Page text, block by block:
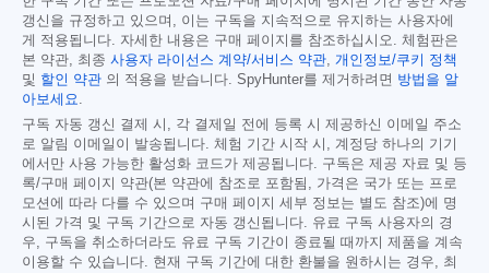
갱신을 규정하고 있으며, 이는 구독을 지속적으로 유지하는 사용자에
게 적용됩니다. 자세한 내용은 구매 페이지를 참조하십시오. 체험판은
본 약관, 최종 사용자 라이선스 계약/서비스 약관, 개인정보/쿠키 정책
및 할인 약관 의 적용을 받습니다. SpyHunter를 제거하려면 방법을 알
아보세요.
구독 자동 갱신 결제 시, 각 결제일 전에 등록 시 제공하신 이메일 주소
로 알림 이메일이 발송됩니다. 체험 기간 시작 시, 계정당 하나의 기기
에서만 사용 가능한 활성화 코드가 제공됩니다. 구독은 제공 자료 및 등
록/구매 페이지 약관(본 약관에 참조로 포함됨, 가격은 국가 또는 프로
모션에 따라 다를 수 있으며 구매 페이지 세부 정보는 별도 참조)에 명
시된 가격 및 구독 기간으로 자동 갱신됩니다. 유료 구독 사용자의 경
우, 구독을 취소하더라도 유료 구독 기간이 종료될 때까지 제품을 계속
이용할 수 있습니다. 현재 구독 기간에 대한 환불을 원하시는 경우, 최